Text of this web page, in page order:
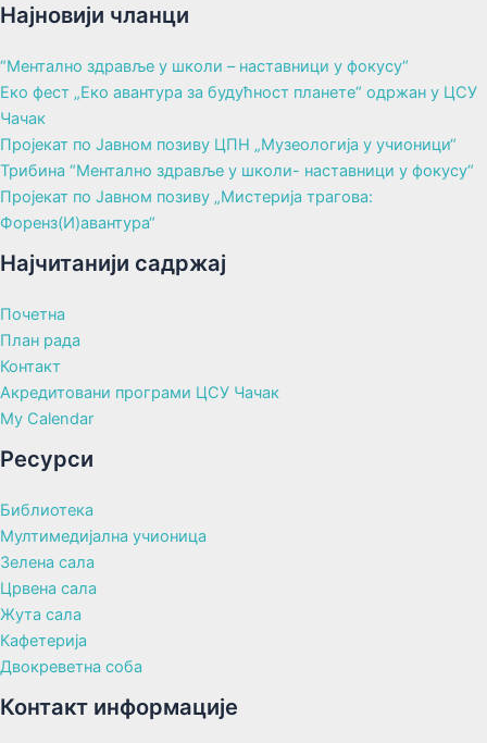
Најновији чланци
“Ментално здравље у школи – наставници у фокусу“
Еко фест „Еко авантура за будућност планете“ одржан у ЦСУ
Чачак
Пројекат по Јавном позиву ЦПН „Музеологија у учионици“
Трибина “Ментално здравље у школи- наставници у фокусу“
Пројекат по Јавном позиву „Мистерија трагова:
Форенз(И)авантура“
Најчитанији садржај
Почетна
План рада
Контакт
Акредитовани програми ЦСУ Чачак
My Calendar
Ресурси
Библиотека
Мултимедијална учионица
Зелена сала
Црвена сала
Жута сала
Кафетерија
Двокреветна соба
Контакт информације